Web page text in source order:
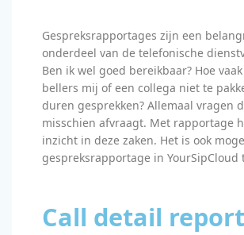
Gespreksrapportages zijn een
onderdeel van de telefonische
Ben ik wel goed bereikbaar? Hoe
bellers mij of een collega niet te
duren gesprekken? Allemaal vragen
misschien afvraagt. Met rapportage
inzicht in deze zaken. Het is ook
gespreksrapportage in YourSipCloud
Call detail